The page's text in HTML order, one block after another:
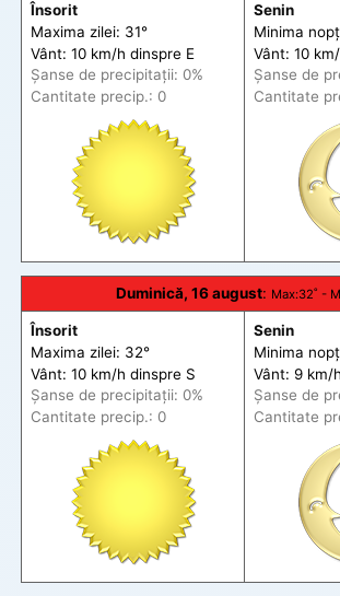
Însorit
Maxima zilei: 31°
Vânt: 10 km/h dinspre E
Șanse de precipitații: 0%
Cantitate precip.: 0
Senin
Minima
Vânt: 10
Șanse de
Cantitate
Duminică, 16 august: Max:32˚ -
Însorit
Maxima zilei: 32°
Vânt: 10 km/h dinspre S
Șanse de precipitații: 0%
Cantitate precip.: 0
Senin
Minima
Vânt: 9 km/
Șanse de
Cantitate